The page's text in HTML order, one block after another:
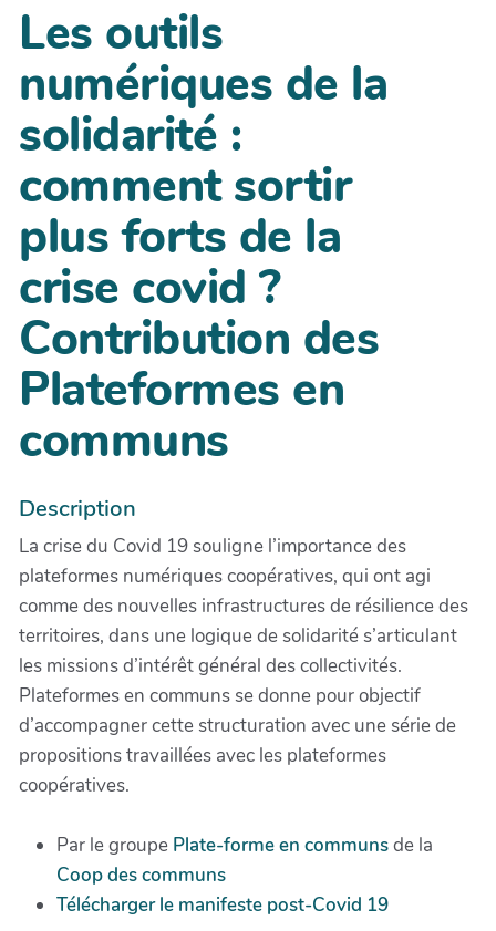
Les outils
numériques de la
solidarité :
comment sortir
plus forts de la
crise covid ?
Contribution des
Plateformes en
communs
Description
La crise du Covid 19 souligne l’importance des
plateformes numériques coopératives, qui ont agi
comme des nouvelles infrastructures de résilience des
territoires, dans une logique de solidarité s’articulant
les missions d’intérêt général des collectivités.
Plateformes en communs se donne pour objectif
d’accompagner cette structuration avec une série de
propositions travaillées avec les plateformes
coopératives.
Par le groupe Plate-forme en communsde la
Coop des communs
Télécharger le manifeste post-Covid 19